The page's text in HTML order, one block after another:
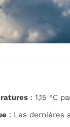
: 1,15 °C
: Les dernières